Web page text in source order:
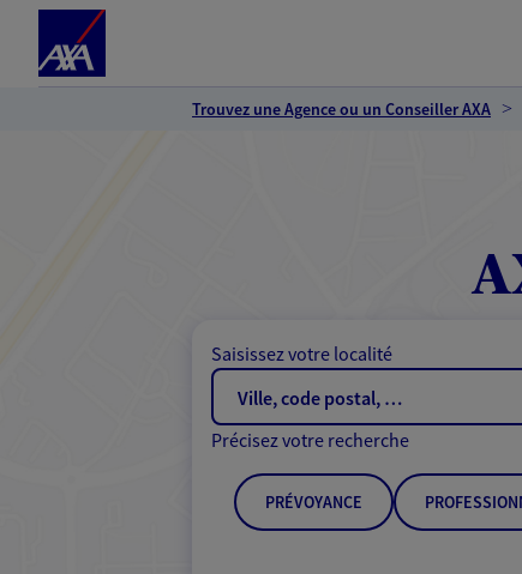
Trouvez une Agence ou un Conseiller AXA
Saisissez votre localité
Précisez votre recherche
PRÉVOYANCE